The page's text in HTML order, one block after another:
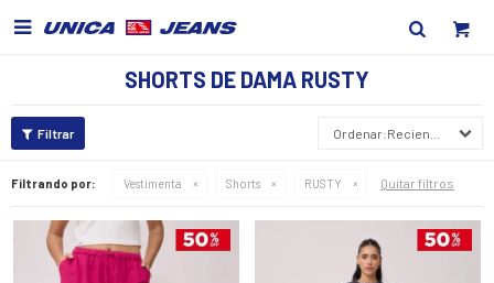

SHORTS DE DAMA RUSTY
Recientes
Filtrando por: Vestimenta Shorts RUSTY Quitar filtros